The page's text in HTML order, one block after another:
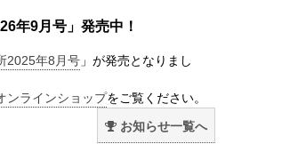
年9月号」発売中！
2025年8月号 」が発売となりまし
ンラインショップをご覧ください。
お知らせ一覧へ